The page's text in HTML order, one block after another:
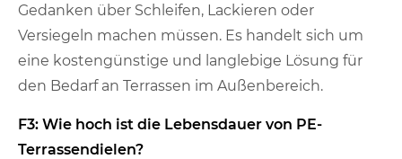
Gedanken über Schleifen, Lackieren oder
Versiegeln machen müssen. Es handelt sich um
eine kostengünstige und langlebige Lösung für
den Bedarf an Terrassen im Außenbereich.
F3: Wie hoch ist die Lebensdauer von PE-
Terrassendielen?